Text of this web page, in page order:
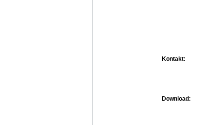
Kontakt:
Download: